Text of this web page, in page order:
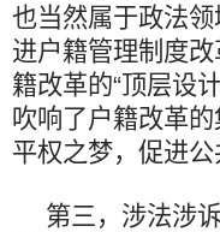
也当然属于政法
进户籍管理制度
籍改革的“顶层设
吹响了户籍改革
平权之梦，促进公
第三，涉法涉